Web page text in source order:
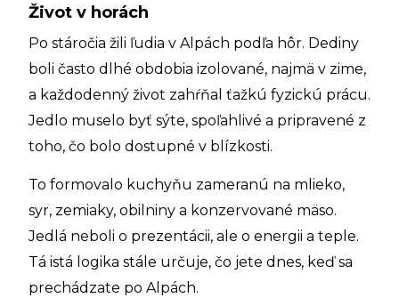
Život v horách
Po stáročia žili ľudia v Alpách podľa hôr. Dediny
boli často dlhé obdobia izolované, najmä v zime,
a každodenný život zahŕňal ťažkú fyzickú prácu.
Jedlo muselo byť sýte, spoľahlivé a pripravené z
toho, čo bolo dostupné v blízkosti.
To formovalo kuchyňu zameranú na mlieko,
syr, zemiaky, obilniny a konzervované mäso.
Jedlá neboli o prezentácii, ale o energii a teple.
Tá istá logika stále určuje, čo jete dnes, keď sa
prechádzate po Alpách.